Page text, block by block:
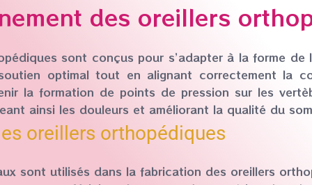
des oreillers
sont conçus pour s’adapter à la forme
optimal tout en alignant correctement la
la formation de points de pression sur les
ainsi les douleurs et améliorant la qualité du
oreillers orthopédiques
sont utilisés dans la fabrication des oreillers